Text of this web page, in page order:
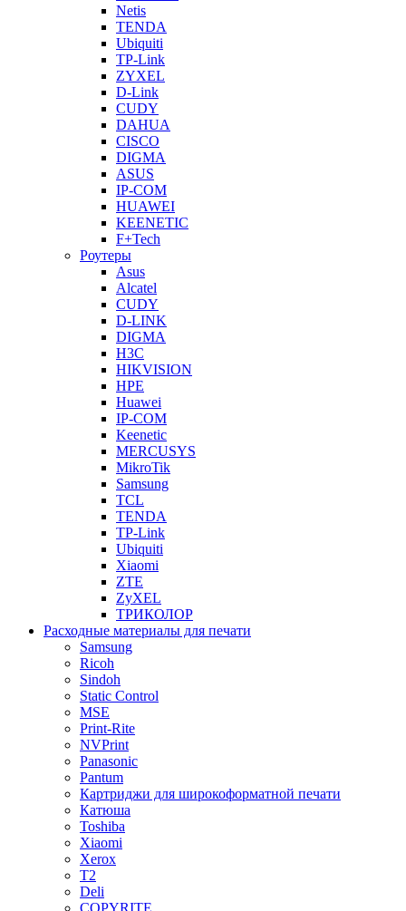
Netis
TENDA
Ubiquiti
TP-Link
ZYXEL
D-Link
CUDY
DAHUA
CISCO
DIGMA
ASUS
IP-COM
HUAWEI
KEENETIC
F+Tech
Роутеры
Asus
Alcatel
CUDY
D-LINK
DIGMA
H3C
HIKVISION
HPE
Huawei
IP-COM
Keenetic
MERCUSYS
MikroTik
Samsung
TCL
TENDA
TP-Link
Ubiquiti
Xiaomi
ZTE
ZyXEL
ТРИКОЛОР
Расходные материалы для печати
Samsung
Ricoh
Sindoh
Static Control
MSE
Print-Rite
NVPrint
Panasonic
Pantum
Картриджи для широкоформатной печати
Катюша
Toshiba
Xiaomi
Xerox
T2
Deli